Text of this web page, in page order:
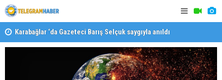
Karabağlar ‘da Gazeteci Barış Selçuk saygıyla anıldı